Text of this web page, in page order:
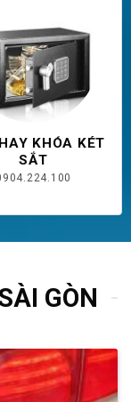
KHÓA KÉT
SẮT
GÒN